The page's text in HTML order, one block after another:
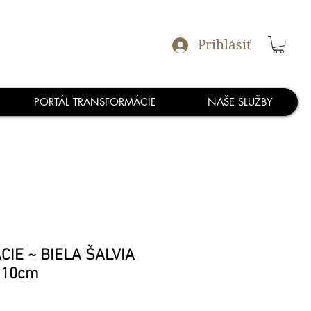
Prihlásiť
PORTÁL TRANSFORMÁCIE NAŠE SLUŽBY
~ BIELA ŠALVIA